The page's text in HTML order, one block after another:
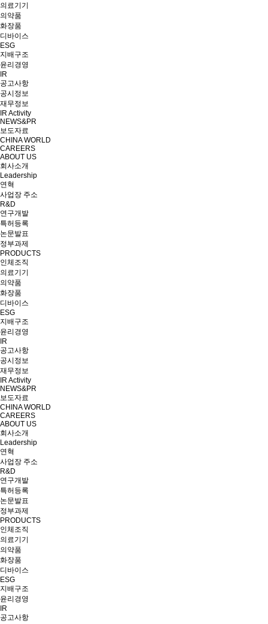
의료기기
의약품
화장품
디바이스
ESG
지배구조
윤리경영
IR
공고사항
공시정보
재무정보
IR Activity
NEWS&PR
보도자료
CHINA WORLD
CAREERS
ABOUT US
회사소개
Leadership
연혁
사업장 주소
R&D
연구개발
특허등록
논문발표
정부과제
PRODUCTS
인체조직
의료기기
의약품
화장품
디바이스
ESG
지배구조
윤리경영
IR
공고사항
공시정보
재무정보
IR Activity
NEWS&PR
보도자료
CHINA WORLD
CAREERS
ABOUT US
회사소개
Leadership
연혁
사업장 주소
R&D
연구개발
특허등록
논문발표
정부과제
PRODUCTS
인체조직
의료기기
의약품
화장품
디바이스
ESG
지배구조
윤리경영
IR
공고사항